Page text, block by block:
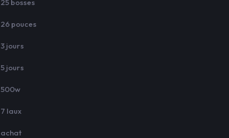
25 bosses
26 pouces
3 jours
5 jours
500w
7 laux
achat